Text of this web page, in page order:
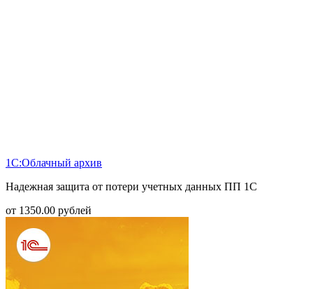
1С:Облачный архив
Надежная защита от потери учетных данных ПП 1С
от 1350.00 рублей